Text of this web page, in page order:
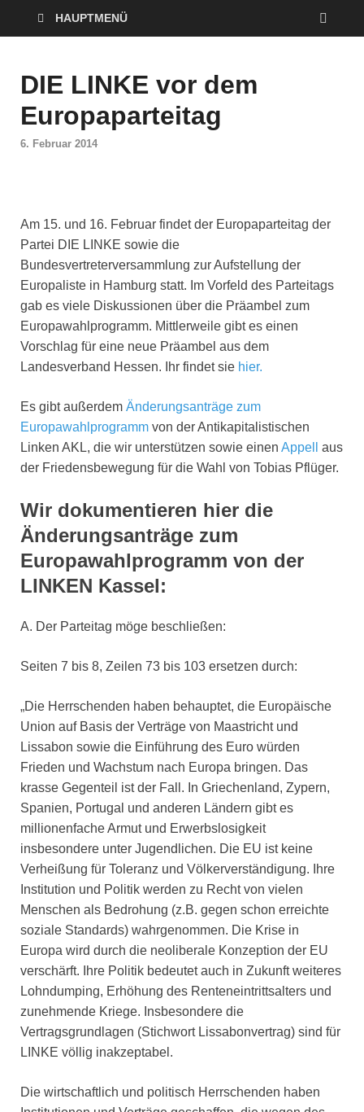
HAUPTMENÜ
DIE LINKE vor dem
Europaparteitag
6. Februar 2014
Am 15. und 16. Februar findet der Europaparteitag der
Partei DIE LINKE sowie die
Bundesvertreterversammlung zur Aufstellung der
Europaliste in Hamburg statt. Im Vorfeld des Parteitags
gab es viele Diskussionen über die Präambel zum
Europawahlprogramm. Mittlerweile gibt es einen
Vorschlag für eine neue Präambel aus dem
Landesverband Hessen. Ihr findet sie hier.
Es gibt außerdem Änderungsanträge zum
Europawahlprogramm von der Antikapitalistischen
Linken AKL, die wir unterstützen sowie einen Appell
aus
der Friedensbewegung für die Wahl von Tobias Pflüger.
Wir dokumentieren hier die
Änderungsanträge zum
Europawahlprogramm von der
LINKEN Kassel:
A. Der Parteitag möge beschließen:
Seiten 7 bis 8, Zeilen 73 bis 103 ersetzen durch:
„Die Herrschenden haben behauptet, die Europäische
Union auf Basis der Verträge von Maastricht und
Lissabon sowie die Einführung des Euro würden
Frieden und Wachstum nach Europa bringen. Das
krasse Gegenteil ist der Fall. In Griechenland, Zypern,
Spanien, Portugal und anderen Ländern gibt es
millionenfache Armut und Erwerbslosigkeit
insbesondere unter Jugendlichen. Die EU ist keine
Verheißung für Toleranz und Völkerverständigung. Ihre
Institution und Politik werden zu Recht von vielen
Menschen als Bedrohung (z.B. gegen schon erreichte
soziale Standards) wahrgenommen. Die Krise in
Europa wird durch die neoliberale Konzeption der EU
verschärft. Ihre Politik bedeutet auch in Zukunft weiteres
Lohndumping, Erhöhung des Renteneintrittsalters und
zunehmende Kriege. Insbesondere die
Vertragsgrundlagen (Stichwort Lissabonvertrag) sind für
LINKE völlig inakzeptabel.
Die wirtschaftlich und politisch Herrschenden haben